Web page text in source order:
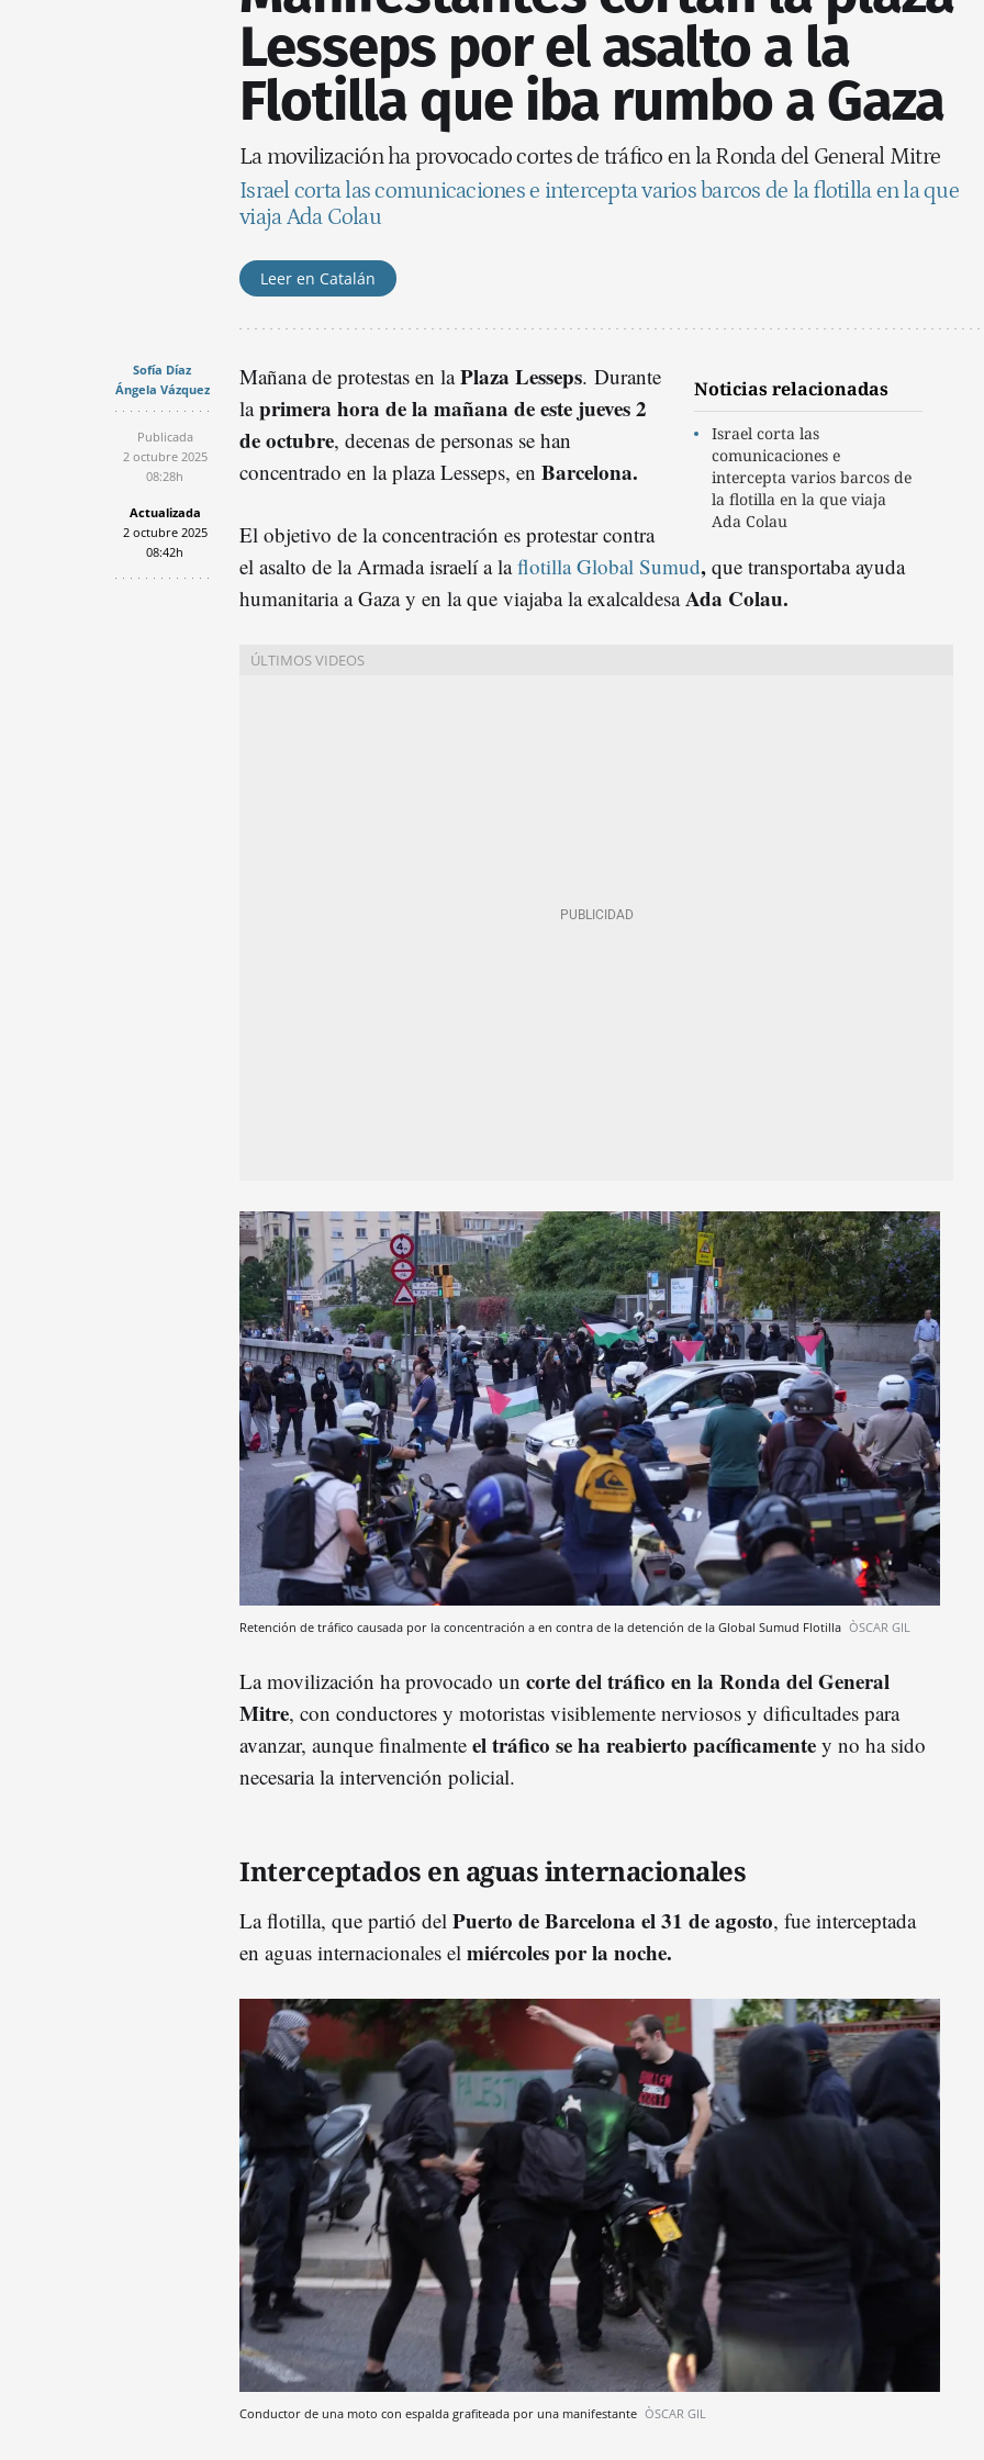
Lesseps por el asalto a la
Flotilla que iba rumbo a Gaza
La movilización ha provocado cortes de tráfico en la Ronda del General Mitre
Israel corta las comunicaciones e intercepta varios barcos de la flotilla en la que
viaja Ada Colau
Leer en Catalán
Sofía Díaz
Ángela Vázquez
Publicada
2 octubre 2025
08:28h
Actualizada
2 octubre 2025
08:42h
Noticias relacionadas
Israel corta las
comunicaciones e
intercepta varios barcos de
la flotilla en la que viaja
Ada Colau
Mañana de protestas en laPlaza Lesseps. Durante
laprimera hora de la mañana de este jueves 2
de octubre, decenas de personas se han
concentrado en la plaza Lesseps, en Barcelona.
El objetivo de la concentración es protestar contra
el asalto de la Armada israelí a laflotilla Global Sumud, que transportaba ayuda
humanitaria a Gaza y en la que viajaba la exalcaldesaAda Colau.
Retención de tráfico causada por la concentración a en contra de la detención de la Global Sumud Flotilla ÒSCAR GIL
La movilización ha provocado un corte del tráfico en la Ronda del General
Mitre, con conductores y motoristas visiblemente nerviosos y dificultades para
avanzar, aunque finalmente el tráfico se ha reabierto pacíficamente y no ha sido
necesaria la intervención policial.
Interceptados en aguas internacionales
La flotilla, que partió del Puerto de Barcelona el 31 de agosto, fue interceptada
en aguas internacionales el miércoles por la noche.
Conductor de una moto con espalda grafiteada por una manifestante ÒSCAR GIL